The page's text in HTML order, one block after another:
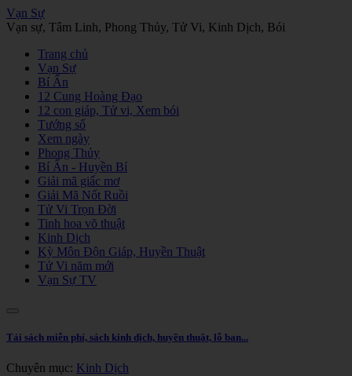
Vạn Sự
Vạn sự, Tâm Linh, Phong Thủy, Tử Vi, Kinh Dịch, Bói
Trang chủ
Vạn Sự
Bí Ẩn
12 Cung Hoàng Đạo
12 con giáp, Tử vi, Xem bói
Tướng số
Xem ngày
Phong Thủy
Bí Ẩn - Huyền Bí
Giải mã giấc mơ
Giải Mã Nốt Ruồi
Tử Vi Trọn Đời
Tinh hoa võ thuật
Kinh Dịch
Kỳ Môn Độn Giáp, Huyền Thuật
Tử Vi năm mới
Vạn Sự TV
Tải sách miễn phí, sách kinh dịch, huyền thuật, lỗ ban...
Chuyên mục: Kinh Dịch